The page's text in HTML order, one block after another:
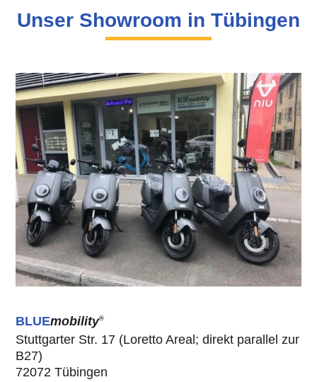
Unser Showroom in Tübingen
BLUEmobility®
Stuttgarter Str. 17 (Loretto Areal; direkt parallel zur
B27)
72072 Tübingen